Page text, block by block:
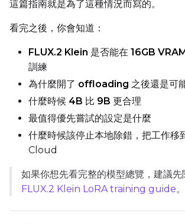
LoRA
SAVE
BF16
Save Every
Max Step
這篇指南就是為了這種情況而寫的。
看完之後，你會知道：
FLUX.2 Klein 是否能在 16GB
訓練
為什麼開了 offloading 之後還是可
什麼時候 4B 比 9B 更合理
最值得優先嘗試的設定是什麼
什麼時候該停止本地除錯，把工作
Cloud
如果你想先看完整的模型總覽，建議先
FLUX.2 Klein LoRA training guide。